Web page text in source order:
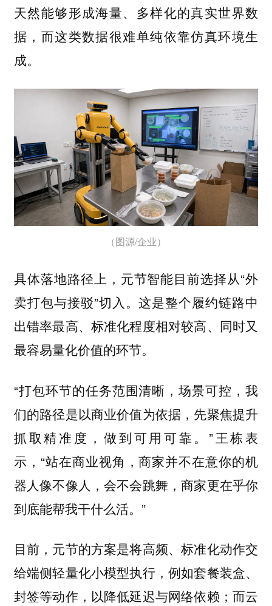
天然能够形成海量、多样化的真实世界数
据，而这类数据很难单纯依靠仿真环境生
成。
（图源/企业）
具体落地路径上，元节智能目前选择从“外
卖打包与接驳”切入。这是整个履约链路中
出错率最高、标准化程度相对较高、同时又
最容易量化价值的环节。
“打包环节的任务范围清晰，场景可控，我
们的路径是以商业价值为依据，先聚焦提升
抓取精准度，做到可用可靠。”王栋表
示，“站在商业视角，商家并不在意你的机
器人像不像人，会不会跳舞，商家更在乎你
到底能帮我干什么活。”
目前，元节的方案是将高频、标准化动作交
给端侧轻量化小模型执行，例如套餐装盒、
封签等动作，以降低延迟与网络依赖；而云